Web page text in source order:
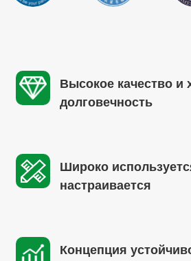
Высокое качество и
долговечность
Широко
настраивается
Концепция